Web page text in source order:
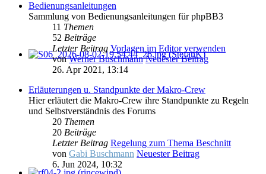
Bedienungsanleitungen
Sammlung von Bedienungsanleitungen für phpBB3
11 Themen
52 Beiträge
Letzter Beitrag Vorlagen im Editor verwenden
vonWerner Buschmann Neuester Beitrag
26. Apr 2021, 13:14
Erläuterungen u. Standpunkte der Makro-Crew
Hier erläutert die Makro-Crew ihre Standpunkte zu Regeln
und Selbstverständnis des Forums
20 Themen
20 Beiträge
Letzter Beitrag Regelung zum Thema Beschnitt
von Gabi Buschmann Neuester Beitrag
6. Jun 2024, 10:32